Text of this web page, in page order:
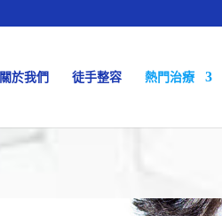
關於我們 徒手整容 熱門治療